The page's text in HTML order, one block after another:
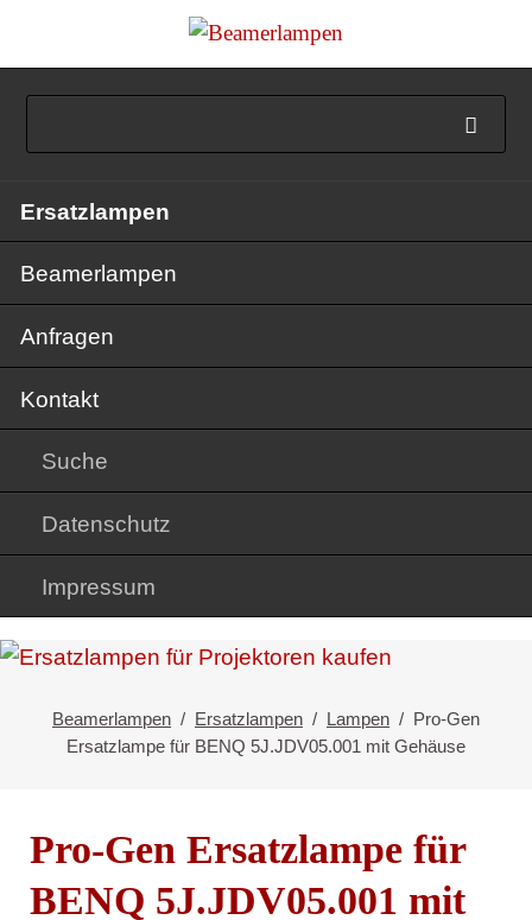
überspringen
Ersatzlampen
Beamerlampen
Anfragen
Kontakt
Suche
Datenschutz
Impressum
Beamerlampen Ersatzlampen Lampen
Pro-Gen
Ersatzlampe für BENQ 5J.JDV05.001 mit Gehäuse
Pro-Gen Ersatzlampe für
BENQ 5J.JDV05.001 mit